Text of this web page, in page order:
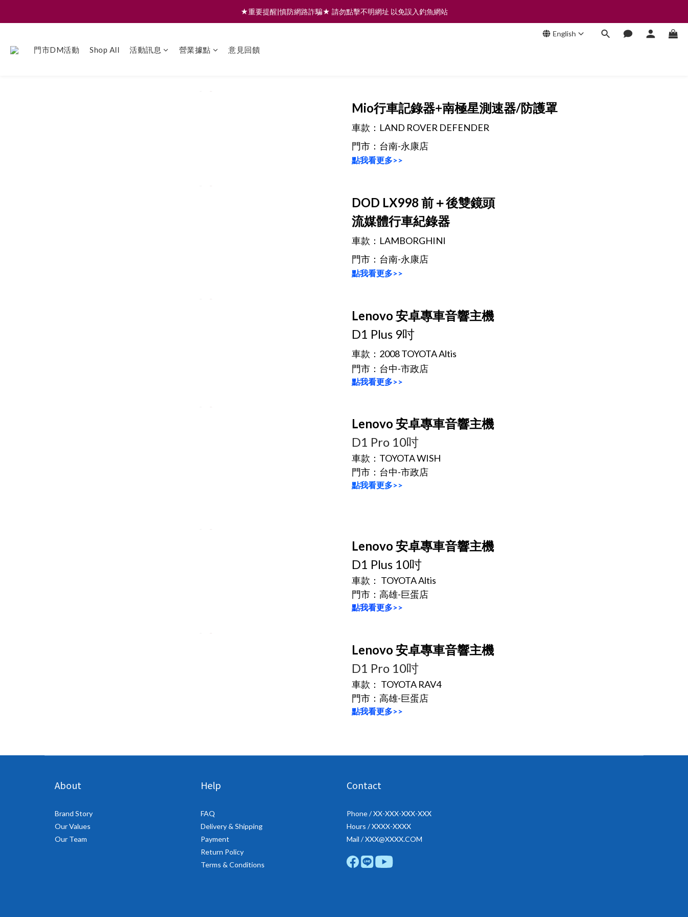
註冊會員享200元購物金 | 全館滿999免運 | 可門市取貨/安裝
★重要提醒|慎防網路詐騙★ 請勿點擊不明網址 以免誤入釣魚網站
English
門市DM活動 Shop All 活動訊息 營業據點 意見回饋
Mio行車記錄器+南極星測速器/防護罩
車款： LAND ROVER DEFENDER
門市：台南-永康店
點我看更多>>
DOD LX998 前＋後雙鏡頭
流媒體行車紀錄器
車款：LAMBORGHINI
門市：台南-永康店
點我看更多>>
Lenovo 安卓專車音響主機
D1 Plus 9吋
車款：2008 TOYOTA Altis
門市：台中-市政店
點我看更多>>
Lenovo 安卓專車音響主機
D1 Pro 10吋
車款：TOYOTA WISH
門市：台中-市政店
點我看更多>>
Lenovo 安卓專車音響主機
D1 Plus 10吋
車款： TOYOTA Altis
門市：高雄-巨蛋店
點我看更多>>
Lenovo 安卓專車音響主機
D1 Pro 10吋
車款： TOYOTA RAV4
門市：高雄-巨蛋店
點我看更多>>
About
Brand Story
Our Values
Our Team
Help
FAQ
Delivery & Shipping
Payment
Return Policy
Terms & Conditions
Contact
Phone / XX-XXX-XXX-XXX
Hours / XXXX-XXXX
Mail / XXX@XXXX.COM